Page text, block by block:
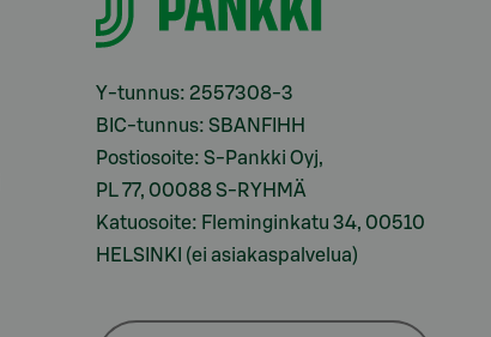
Y-tunnus: 2557308-3
BIC-tunnus: SBANFIHH
Postiosoite: S-Pankki Oyj,
PL 77, 00088 S-RYHMÄ
Katuosoite: Fleminginkatu 34, 00510
HELSINKI (ei asiakaspalvelua)